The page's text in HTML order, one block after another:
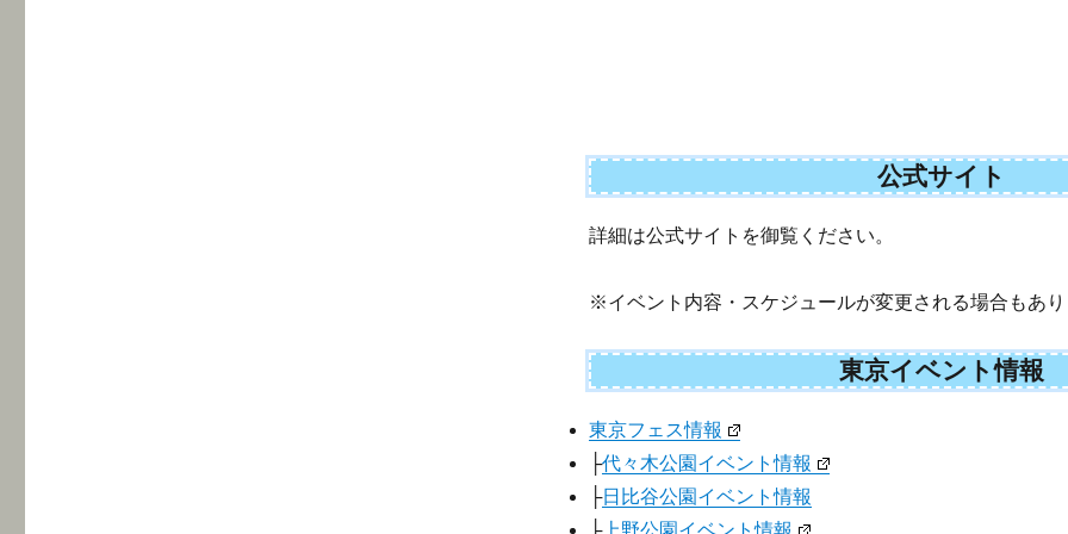
公式サイト
詳細は公式サイトを御覧ください。
※イベント内容・スケジュールが変更される場合もあ
東京イベント情報
東京フェス情報
├代々木公園イベント情報
├日比谷公園イベント情報